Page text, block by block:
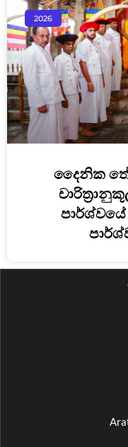
2026
දෛනික
පාර්ශ්වයේ